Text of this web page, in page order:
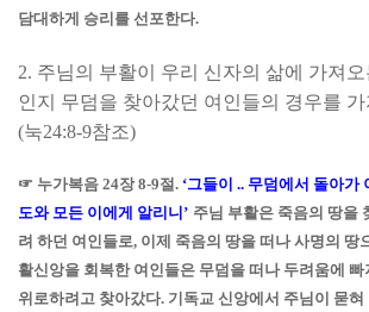
담대하게 승리를 선포한다.
2. 주님의 부활이 우리 신자의 삶에 가져
인지 무덤을 찾아갔던 여인들의 경우를
(눅24:8-9참조)
☞ 누가복음 24장8-9절. ‘그들이 .. 무덤에서 돌아가
도와 모든 이에게 알리니 ’ 주님 부활은 죽음의 땅을
려 하던 여인들로, 이제 죽음의 땅을 떠나 사명의 땅
활신앙을 회복한 여인들은 무덤을 떠나 두려움에
위로하려고 찾아갔다. 기독교 신앙에서 주님이 묻